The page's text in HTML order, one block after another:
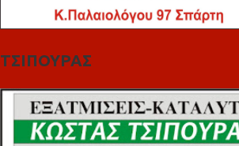
ΤΣΙΠΟΥΡΑΣ